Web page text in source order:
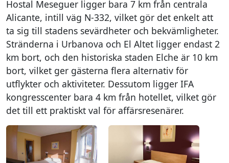
Hostal Meseguer ligger bara 7 km från centrala
Alicante, intill väg N-332, vilket gör det enkelt att
ta sig till stadens sevärdheter och bekvämligheter.
Stränderna i Urbanova och El Altet ligger endast 2
km bort, och den historiska staden Elche är 10 km
bort, vilket ger gästerna flera alternativ för
utflykter och aktiviteter. Dessutom ligger IFA
kongresscenter bara 4 km från hotellet, vilket gör
det till ett praktiskt val för affärsresenärer.